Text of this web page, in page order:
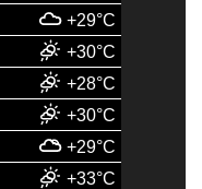
+29°C
+30°C
+28°C
+30°C
+29°C
+33°C